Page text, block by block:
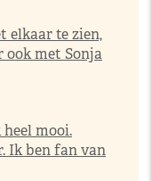
elkaar te zien,
ook met Sonja
mooi.
Ik ben fan van